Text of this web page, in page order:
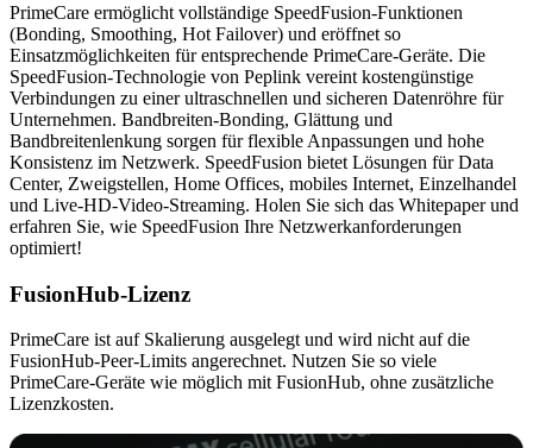
PrimeCare ermöglicht vollständige SpeedFusion-Funktionen
(Bonding, Smoothing, Hot Failover) und eröffnet so
Einsatzmöglichkeiten für entsprechende PrimeCare-Geräte. Die
SpeedFusion-Technologie von Peplink vereint kostengünstige
Verbindungen zu einer ultraschnellen und sicheren Datenröhre für
Unternehmen. Bandbreiten-Bonding, Glättung und
Bandbreitenlenkung sorgen für flexible Anpassungen und hohe
Konsistenz im Netzwerk. SpeedFusion bietet Lösungen für Data
Center, Zweigstellen, Home Offices, mobiles Internet, Einzelhandel
und Live-HD-Video-Streaming. Holen Sie sich das Whitepaper und
erfahren Sie, wie SpeedFusion Ihre Netzwerkanforderungen
optimiert!
FusionHub-Lizenz
PrimeCare ist auf Skalierung ausgelegt und wird nicht auf die
FusionHub-Peer-Limits angerechnet. Nutzen Sie so viele
PrimeCare-Geräte wie möglich mit FusionHub, ohne zusätzliche
Lizenzkosten.